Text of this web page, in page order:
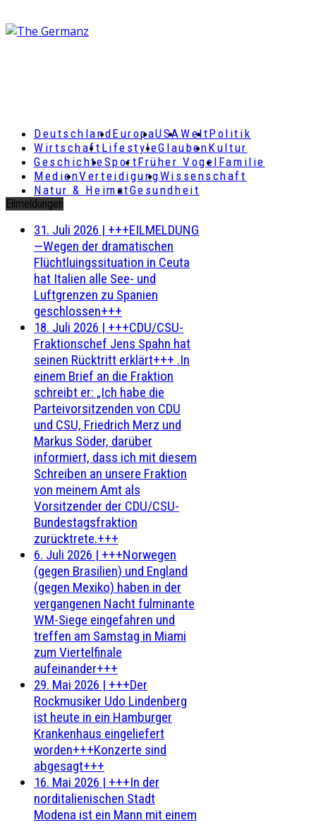
DeutschlandEuropaUSAWeltPolitik
Wirtschaft LifestyleGlaubenKultur
GeschichteSportFrüher Vogel Familie
MedienVerteidigungWissenschaft
Natur & HeimatGesundheit
Eilmeldungen
31. Juli 2026 | +++EILMELDUNG
—Wegen der dramatischen
Flüchtluingssituation in Ceuta
hat Italien alle See- und
Luftgrenzen zu Spanien
geschlossen+++
18. Juli 2026 | +++CDU/CSU-
Fraktionschef Jens Spahn hat
seinen Rücktritt erklärt+++ .In
einem Brief an die Fraktion
schreibt er: „Ich habe die
Parteivorsitzenden von CDU
und CSU, Friedrich Merz und
Markus Söder, darüber
informiert, dass ich mit diesem
Schreiben an unsere Fraktion
von meinem Amt als
Vorsitzender der CDU/CSU-
Bundestagsfraktion
zurücktrete.+++
6. Juli 2026 | +++Norwegen
(gegen Brasilien) und England
(gegen Mexiko) haben in der
vergangenen Nacht fulminante
WM-Siege eingefahren und
treffen am Samstag in Miami
zum Viertelfinale
aufeinander+++
29. Mai 2026 | +++Der
Rockmusiker Udo Lindenberg
ist heute in ein Hamburger
Krankenhaus eingeliefert
worden+++Konzerte sind
abgesagt+++
16. Mai 2026 | +++In der
norditalienischen Stadt
Modena ist ein Mann mit einem